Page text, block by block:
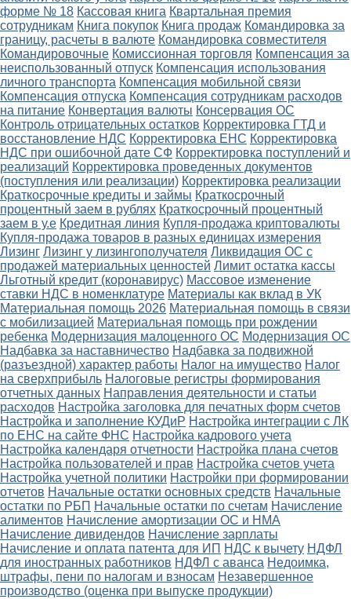
форме № 18 Кассовая книга Квартальная премия
сотрудникам Книга покупок Книга продаж Командировка за
границу, расчеты в валюте Командировка совместителя
Командировочные Комиссионная торговля Компенсация за
неиспользованный отпуск Компенсация использования
личного транспорта Компенсация мобильной связи
Компенсация отпуска Компенсация сотрудникам расходов
на питание Конвертация валюты Консервация ОС
Контроль отрицательных остатков Корректировка ГТД и
восстановление НДС Корректировка ЕНС Корректировка
НДС при ошибочной дате СФ Корректировка поступлений и
реализаций Корректировка проведенных документов
(поступления или реализации) Корректировка реализации
Краткосрочные кредиты и займы Краткосрочный
процентный заем в рублях Краткосрочный процентный
заем в у.е Кредитная линия Купля-продажа криптовалюты
Купля-продажа товаров в разных единицах измерения
Лизинг Лизинг у лизингополучателя Ликвидация ОС с
продажей материальных ценностей Лимит остатка кассы
Льготный кредит (коронавирус) Массовое изменение
ставки НДС в номенклатуре Материалы как вклад в УК
Материальная помощь 2026 Материальная помощь в связи
с мобилизацией Материальная помощь при рождении
ребенка Модернизация малоценного ОС Модернизация ОС
Надбавка за наставничество Надбавка за подвижной
(разъездной) характер работы Налог на имущество Налог
на сверхприбыль Налоговые регистры формирования
отчетных данных Направления деятельности и статьи
расходов Настройка заголовка для печатных форм счетов
Настройка и заполнение КУДиР Настройка интеграции с ЛК
по ЕНС на сайте ФНС Настройка кадрового учета
Настройка календаря отчетности Настройка плана счетов
Настройка пользователей и прав Настройка счетов учета
Настройка учетной политики Настройки при формировании
отчетов Начальные остатки основных средств Начальные
остатки по РБП Начальные остатки по счетам Начисление
алиментов Начисление амортизации ОС и НМА
Начисление дивидендов Начисление зарплаты
Начисление и оплата патента для ИП НДС к вычету НДФЛ
для иностранных работников НДФЛ с аванса Недоимка,
штрафы, пени по налогам и взносам Незавершенное
производство (оценка при выпуске продукции)